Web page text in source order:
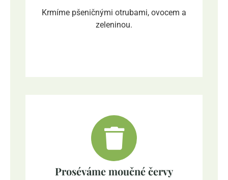
Krmíme pšeničnými otrubami, ovocem a
zeleninou.
Proséváme moučné červy